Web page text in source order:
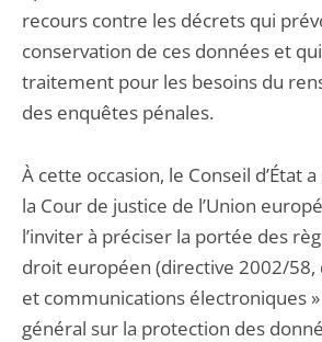
recours contre les décrets qui
conservation de ces données et
traitement pour les besoins du
des enquêtes pénales.
À cette occasion, le Conseil d’État
la Cour de justice de l’Union
l’inviter à préciser la portée des
droit européen (directive 2002/58,
et communications électroniques
général sur la protection des